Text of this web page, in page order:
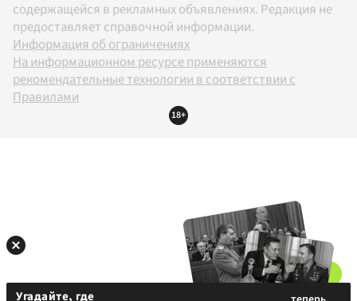
содержащейся в рекламных объявлениях. Редакция не
предоставляет справочной информации.
Информация об ограничениях
На информационном ресурсе применяются
рекомендательные технологии в соответствии с
Правилами
18+
Угадайте, где